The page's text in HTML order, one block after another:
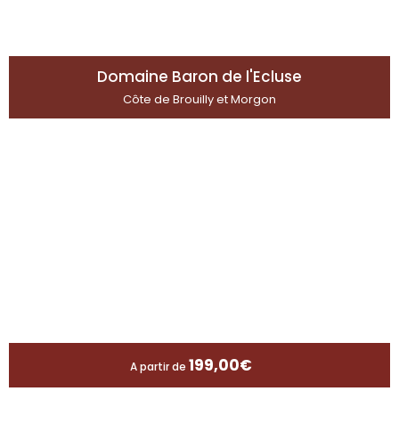
Domaine Baron de l'Ecluse
Côte de Brouilly et Morgon
A partir de 199,00€